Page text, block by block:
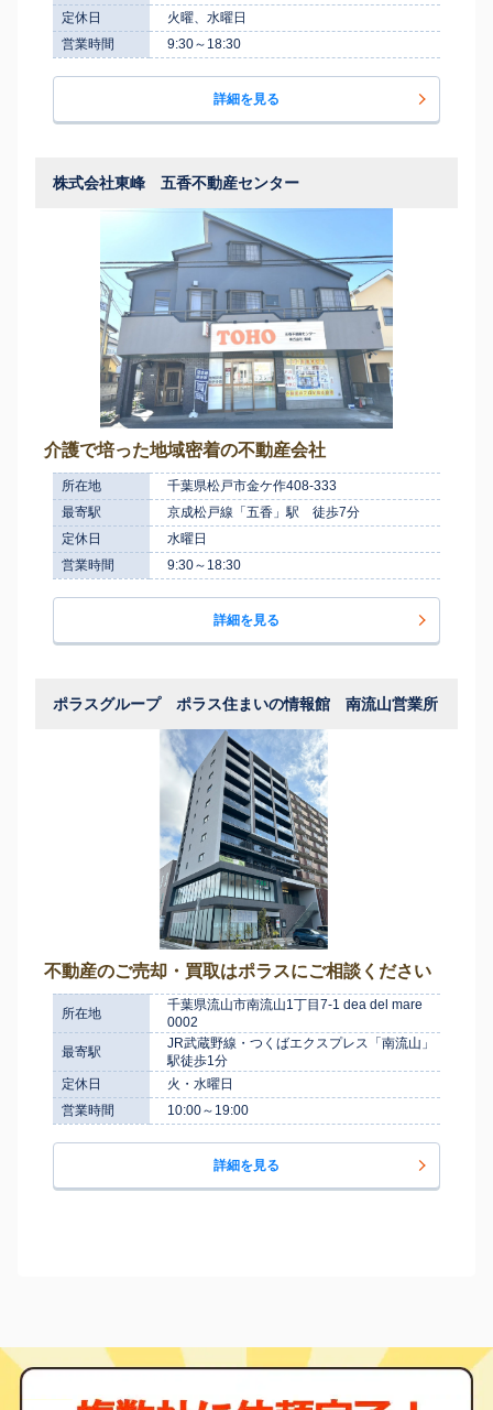
定休日
火曜、水曜日
営業時間
9:30～18:30
詳細を見る
株式会社東峰 五香不動産センター
介護で培った地域密着の不動産会社
所在地
千葉県松戸市金ケ作408-333
最寄駅
京成松戸線「五香」駅 徒歩7分
定休日
水曜日
営業時間
9:30～18:30
詳細を見る
ポラスグループ ポラス住まいの情報館 南流山営業所
不動産のご売却・買取はポラスにご相談ください
所在地
千葉県流山市南流山1丁目7-1 dea del mare
0002
最寄駅
JR武蔵野線・つくばエクスプレス「南流山」
駅徒歩1分
定休日
火・水曜日
営業時間
10:00～19:00
詳細を見る